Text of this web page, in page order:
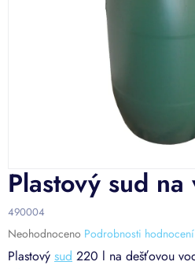
Plastový sud 220 l na dešťovou
Plastový sud
490004
Průměrné
hodnocení
produktu
Neohodnoceno Podrobnosti hodnocení